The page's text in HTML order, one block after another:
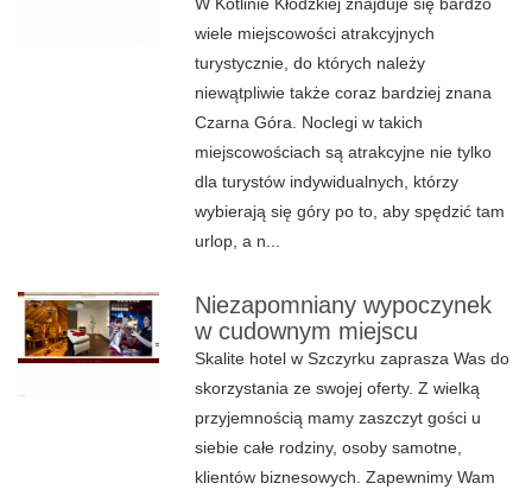
wiele miejscowości atrakcyjnych
turystycznie, do których należy
niewątpliwie także coraz bardziej znana
Czarna Góra. Noclegi w takich
miejscowościach są atrakcyjne nie tylko
dla turystów indywidualnych, którzy
wybierają się góry po to, aby spędzić tam
urlop, a n...
Niezapomniany wypoczynek
w cudownym miejscu
Skalite hotel w Szczyrku zaprasza Was do
skorzystania ze swojej oferty. Z wielką
przyjemnością mamy zaszczyt gości u
siebie całe rodziny, osoby samotne,
klientów biznesowych. Zapewnimy Wam